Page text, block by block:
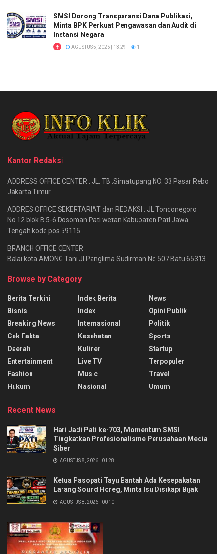
SMSI Dorong Transparansi Dana Publikasi,
Minta BPK Perkuat Pengawasan dan Audit di
Instansi Negara
AGUSTUS 5, 2026 | 13:29 1
Kantor Redaksi
ADDRESS OFFICE CENTER : JL. TB .Simatupang NO. 33 Pasar Rebo
Jakarta Timur
ADDRES OFFICE SEKERTARIAT dan REDAKSI : JL.Tondonegoro
No.12 blok B 5-6 Dosoman Pati wetan Kabupaten Pati Jawa
Tengah kode pos 59115
BRANCH OFFICE CENTER
Balai kota AMONG Tani Jl.Panglima Sudirman No.507 Batu 65313
Browse by Category
Berita Terkini
Bisnis
Breaking News
Cek Fakta
Daerah
Entertainment
Fashion
Hukum
Indek Berita
Index
Internasional
Kesehatan
Kuliner
Live TV
Music
Nasional
News
Opini Publik
Politik
Sports
Startup
Terpopuler
Travel
Umum
Recent News
Hari Jadi Pati ke-703, Momentum SMSI
Tingkatkan Profesionalisme Perusahaan Media
Siber
AGUSTUS 8, 2026 | 01:28
Ketua Pasopati Tayu Bantah Ada Kesepakatan
Larang Sound Horeg, Minta Isu Disikapi Bijak
AGUSTUS 8, 2026 | 00:10